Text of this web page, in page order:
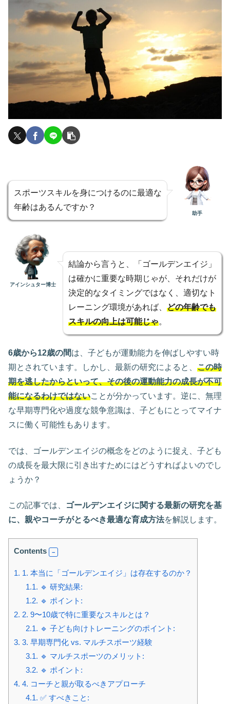
スポーツスキルを身につけるのに最適な
年齢はあるんですか？
助手
アインシュター博士
結論から言うと、「ゴールデンエイジ」
は確かに重要な時期じゃが、それだけが
決定的なタイミングではなく、適切なト
レーニング環境があれば、 どの年齢でも
スキルの向上は可能じゃ。
6歳から12歳の間は、子どもが運動能力を伸ばしやすい時
期とされています。しかし、最新の研究によると、 この時
期を逃したからといって、その後の運動能力の成長が不可
能になるわけではないことが分かっています。逆に、無理
な早期専門化や過度な競争意識は、子どもにとってマイナ
スに働く可能性もあります。
では、ゴールデンエイジの概念をどのように捉え、子ども
の成長を最大限に引き出すためにはどうすればよいのでし
ょうか？
この記事では、
ゴールデンエイジに関する最新の研究を基
に、親やコーチがとるべき最適な育成方法を解説します。
Contents
1. 1. 本当に「ゴールデンエイジ」は存在するのか？
1.1. 🔹 研究結果:
1.2. 🔹 ポイント:
2. 2. 9〜10歳で特に重要なスキルとは？
2.1. 🔹 子ども向けトレーニングのポイント:
3. 3. 早期専門化 vs. マルチスポーツ経験
3.1. 🔹 マルチスポーツのメリット:
3.2. 🔹 ポイント:
4. 4. コーチと親が取るべきアプローチ
4.1. ✅ すべきこと: